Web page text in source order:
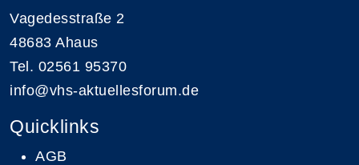
Vagedesstraße 2
48683 Ahaus
Tel. 02561 95370
info@vhs-aktuellesforum.de
Quicklinks
AGB